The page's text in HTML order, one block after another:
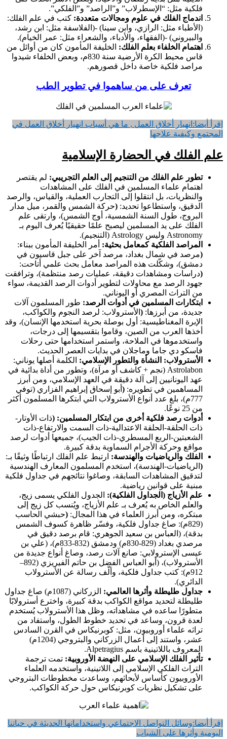
فلكية مثل: “الإسطرلاب” و”الراصد” و”الفلكي”.
اندماج الفلك في علوم ومجالات متعددة: كتب في علم الفلك:
(الأطباء مثل: الرازي، وابن سينا) -(الفلاسفة مثل: ابن رشد،
والبيروني) -(الفقهاء، والأدباء، والشعراء مثل: عمر الخيام).
اهتمام الخلفاء بعلم الفلك: الخليفة المأمون كان من أوائل من
قاس محيط الكرة الأرضية سنة 830م، وبعض الخلفاء شيدوا
مراصد فلكية خاصة داخل قصورهم.
تعرف على من ساهموا في تطوير الطب
إقرأ أيضا: انهيار أخلاق العمل , ما هي أسباب انهيار أخلاق العمل في
المجتمع وكيفية علاجها
علم الفلك في الحضارة الإسلامية
تطور علم الفلك من التنجيم إلى العلم التجريبي: لم يقتصر
اهتمام علماء المسلمين في الفلك على المشاهدات
والنظريات، بل انتقلوا إلى التجارب العملية، والقياس، والرصد
الدقيق، واستطاعوا تحديد: (حركة الشمس والقمر، ميل مدار
البروج، طول السنة الشمسية، أوج الشمس)، وارتقى علم
الفلك على يد المسلمين ليصبح علمًا حقيقيًا يُعرف اليوم بـ
Astronomy وليس Astrology (التنجيم).
المراصد الفلكية كمعامل بحثية: أمر الخليفة المأمون ببناء:
(مرصد في شمال بغداد، مرصد آخر على جبل قاسيون في
دمشق)، وشكّلت هذه المراصد معامل بحث علمي أتاحت:
(دراسات ومشاهدات دقيقة، عمليات رصد منتظمة)، وترافقت
جهود الرصد مع محاولات لتطوير أدوات الرصد القديمة، سواء
من التراث المصري أو اليوناني.
ابتكارات المسلمين في أدوات الرصد: طور المسلمون آلات
جديدة، من أبرزها: ( الأسترولاب: لرصد النجوم والكواكب،
الإبرة المغناطيسية: أول بوصلة بحرية استخدمها الإنسان)، وقد
أخذها العرب من الصين، وقاموا بتقسيمها إلى درجات،
واستخدموها في الملاحة، واستمر استخدامها حتى رحلات
فاسكو دي جاما وماجلان في بدايات العصر الحديث.
الأسترولاب: النشأة والتطور الإسلامي: الكلمة أصلها يوناني:
Astrolabon (نجم + كاشف أو مرآة)، وتطور من أداة بدائية في
عهد اليونانيين إلى آلة دقيقة في العهد الإسلامي، ومن أبرز
المساهمين في تطويره: ( أبو إسحاق إبراهيم الفزاري (توفي
777م)، بلغ عدد أنواع الأسترولاب التي ابتكرها المسلمون أكثر
من 25 نوعًا.
أدوات رصد فلكية أخرى من ابتكار المسلمين: (ذات الأوتار-
ذات الحلقة-الحلقة الاعتدالية-ذات السمت والارتفاع-ذات
الشعبتين-الربع المسطري-ذات الجيب)، جميعها أدوات لرصد
مواقع وحركة الأجرام السماوية بدقة كبيرة.
الفلك والرياضيات والهندسة: ارتبط علم الفلك ارتباطًا وثيقًا بـ:
( الرياضيات-الهندسة)، استخدم المسلمون المعارف الهندسية
لتدقيق المشاهدات السابقة، وصاغوا نتائجهم في جداول فلكية
مبنية على قوانين رياضية.
علم الأزياج (الجداول الفلكية): الجدول الفلكي يسمى زيج،
والعلم الخاص به يُعرف بـ علم الأزياج، ويُنسب كل زيج إلى
مبتكره، ومن أبرز العلماء في هذا المجال: (حبشي الحاسب
(829م): صاغ جداول فلكية، وفسّر ظاهرة كسوف الشمس
بدقة)، (العباس بن سعيد الجوهري: قام برصد دقيق في
مرصدي بغداد (829-830م) ودمشق (832-833م)، (علي بن
عيسى الإسترولابي: صانع آلات رصد، وصاغ أنواع جديدة من
الأسترولاب)، (أبو العباس الفضل بن حاتم الفيريزي (892–
912م): كتب جداول فلكية، وألّف رسالة عن الأسترولاب
الدائري).
جداول طليطلة وأثرها العالمي:
الزركاني (1087م) صاغ جداول
طليطلة لتحديد مواقع الكواكب بدقة كبيرة، واخترع أسترولابًا
متطورًا ساعده في مشاهداته، وظل هذا الأسترولاب يُستخدم
لعدة قرون، وساعد في تحديد خطوط الطول، واستفاد من
تراثه علماء أوروبيون، مثل: كوبرنيكاس في القرن السادس
عشر، واستند إلى أعمال الزركاني والبتروجي (1204م)
المعروف باللاتينية باسم Alpetragius.
تأثير الفلك الإسلامي على النهضة الأوروبية: تمت ترجمة
التراث الفلكي الإسلامي إلى اللاتينية، واستخدمه العلماء
الأوروبيون كأساس لأبحاثهم، وساعدت مخطوطات البتروجي
على تشكيل نظريات كوبرنيكاس حول حركة الكواكب.
إقرأ أيضا:وسائل التواصل الاجتماعي واستخداماتها الحديثة في حياتنا
اليومية وأثرها على الشباب